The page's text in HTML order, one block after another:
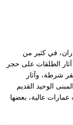
في كثير من
الطلقات على حجر
شرطة، وآثار
الوحيد القديم
عمارات عالية، بعضها